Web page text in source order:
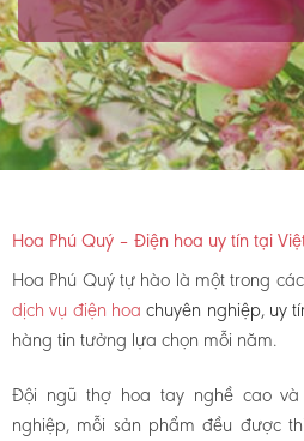
Hoa Phú Quý – Điện hoa uy tín tại
Hoa Phú Quý tự hào là một trong
dịch vụ điện hoachuyên nghiệp, uy
hàng tin tưởng lựa chọn mỗi năm.
Đội ngũ thợ hoa tay nghề cao và
nghiệp, mỗi sản phẩm đều được